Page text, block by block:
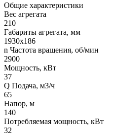
Общие характеристики
Вес агрегата
210
Габариты агрегата, мм
1930x186
n Частота вращения, об/мин
2900
Мощность, кВт
37
Q Подача, м3/ч
65
Напор, м
140
Потребляемая мощность, кВт
32